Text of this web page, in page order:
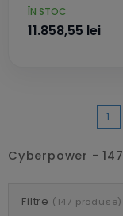
Filtre (147 produse)
curent
Conversie
PRET
ÎN STOC
11.858,55 lei
1
Cyberpower -